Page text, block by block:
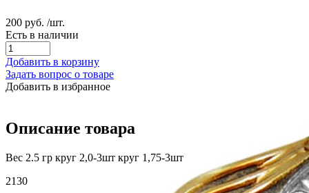
200 руб. /шт.
Есть в наличии
Добавить в корзину
Задать вопрос о товаре
Добавить в избранное
Описание товара
Вес 2.5 гр круг 2,0-3шт круг 1,75-3шт
2130